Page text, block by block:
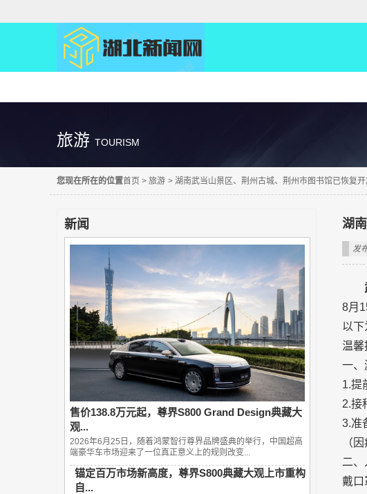
旅游 TOURISM
您现在所在的位置首页 > 旅游 > 湖南武当山景区、荆州古城、荆州市图书馆已恢复
新闻
售价138.8万元起，尊界S800 Grand Design典藏大
观...
2026年6月25日，随着鸿蒙智行尊界品牌盛典的举行，中国超高
端豪华车市场迎来了一位真正意义上的规则改变...
锚定百万市场新高度，尊界S800典藏大观上市重构
自...
湖
发
8月
以下
温馨
一、
1.提
2.接
3.准
（
二、
戴